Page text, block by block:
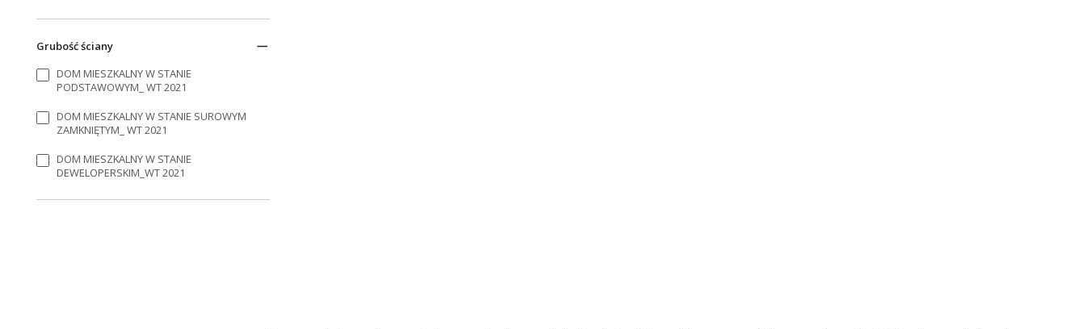
Grubość ściany
DOM MIESZKALNY W STANIE
PODSTAWOWYM_ WT 2021
DOM MIESZKALNY W STANIE SUROWYM
ZAMKNIĘTYM_ WT 2021
DOM MIESZKALNY W STANIE
DEWELOPERSKIM_WT 2021